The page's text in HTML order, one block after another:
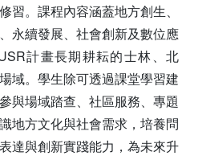
習。課程內容涵蓋地方創生、
永續發展、社會創新及數位應
計畫長期耕耘的士林、北
域。學生除可透過課堂學習建
與場域踏查、社區服務、專題
地方文化與社會需求，培養問
達與創新實踐能力，為未來升